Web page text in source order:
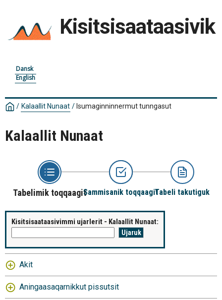
Kisitsisaataasivik
Dansk
English
/ Kalaallit Nunaat / Isumaginninnermut tunngasut
Kalaallit Nunaat
Tabelimik toqqaagitSammisanik toqqaagitTabeli takutiguk
Kisitsisaataasivimmi ujarlerit - Kalaallit Nunaat:
Akit
Aningaasaqarnikkut pissutsit